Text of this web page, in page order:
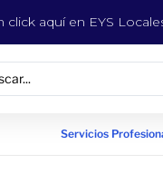
aquí en EYS
Servicios